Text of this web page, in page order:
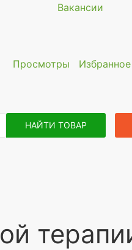
Вакансии
Просмотры Избранное
НАЙТИ ТОВАР